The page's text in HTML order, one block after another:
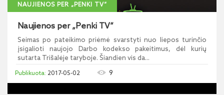
NAUJIENOS PER „PENKI TV“
Naujienos per „Penki TV“
Seimas po pateikimo priėmė svarstyti nuo liepos turinčio
įsigalioti naujojo Darbo kodekso pakeitimus, dėl kurių
sutarta Trišalėje taryboje. Šiandien vis da...
2017-05-02 9